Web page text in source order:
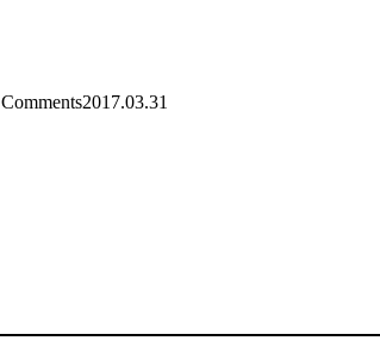
Comments2017.03.31